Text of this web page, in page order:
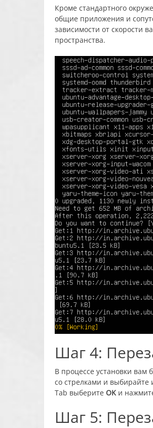
Кроме стандартного
общие приложения и
зависимости от скорости
пространства.
Шаг 4:
В процессе установки вам
со стрелками и
Tab выберите OK и
Шаг 5: